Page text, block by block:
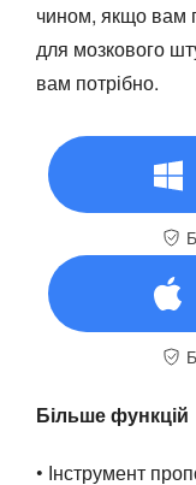
чином, якщо вам
для мозкового
вам потрібно.
Більше функцій
• Інструмент